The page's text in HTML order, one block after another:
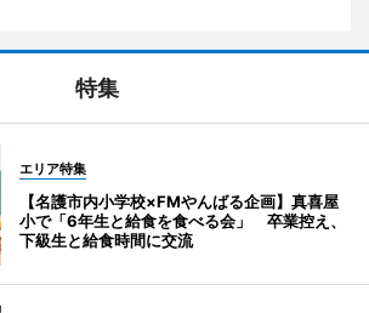
特集
エリア特集
【名護市内小学校×FMやんばる企画】真喜屋
小で「6年生と給食を食べる会」 卒業控え、
下級生と給食時間に交流